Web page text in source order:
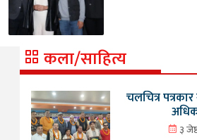
कला/साहित्य
चलचित्र
३